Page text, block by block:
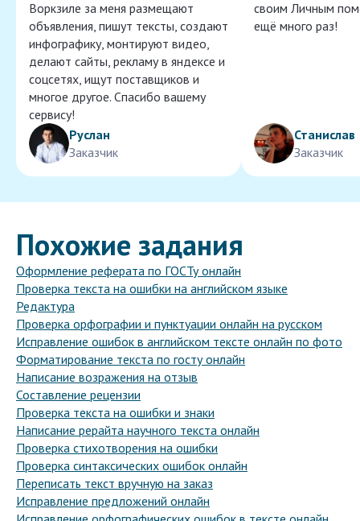
Воркзиле за меня размещают
объявления, пишут тексты, создают
инфографику, монтируют видео,
делают сайты, рекламу в яндексе и
соцсетях, ищут поставщиков и
многое другое. Спасибо вашему
сервису!
Руслан
Заказчик
своим Личным
ещё много раз!
Станислав
Заказчик
Похожие задания
Оформление реферата по ГОСТу онлайн
Проверка текста на ошибки на английском языке
Редактура
Проверка орфографии и пунктуации онлайн на русском
Исправление ошибок в английском тексте онлайн по фото
Форматирование текста по госту онлайн
Написание возражения на отзыв
Составление рецензии
Проверка текста на ошибки и знаки
Написание рерайта научного текста онлайн
Проверка стихотворения на ошибки
Проверка синтаксических ошибок онлайн
Переписать текст вручную на заказ
Исправление предложений онлайн